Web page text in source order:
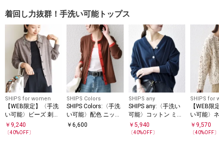
着回し力抜群！手洗い可能トップス
SHIPS for women
【WEB限定】〈手洗
い可能〉ビーズ 刺し
ゅう 襟付 ニット カ
ーディガン
￥ 9,240
〔40%OFF〕
SHIPS Colors
SHIPS Colors:〈手洗
い可能〉配色 ニット
クルーネック カーデ
￥6,600
SHIPS any
SHIPS any:〈手洗い
可能〉コットン ミッ
クス Vネック コンパ
クト カーディガン
￥ 5,940
〔40%OFF〕
SHIPS for
【WEB限
い可能〉
ン ケーブ
カーディ
￥ 9,570
〔40%OFF〕